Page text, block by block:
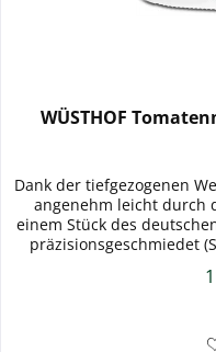
WÜSTHOF
Dank der tiefgezogenen
angenehm leicht durch
einem Stück des
präzisionsgeschmiedet